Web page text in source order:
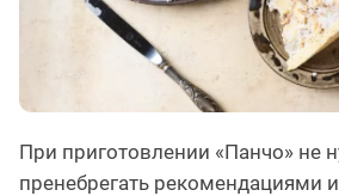
При приготовлении «Панчо» не
пренебрегать рекомендациями